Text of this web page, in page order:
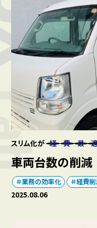
スリム化が 経 費 最
車両台数の削減
業務の効率化 経費
2025.08.06